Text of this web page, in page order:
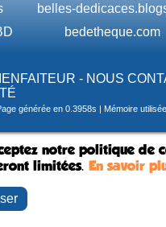
belles-
bedetheque.com
- NOUS
générée en 0.3958s | Mémoire
notre politique
limitées. En savoir